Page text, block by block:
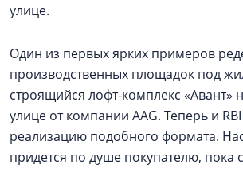
улице.
Один из первых ярких примеров
производственных площадок под
строящийся лофт-комплекс «Авант»
улице от компании AAG. Теперь и RBI
реализацию подобного формата.
придется по душе покупателю, пока